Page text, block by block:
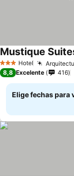
3 Estrellas
Hotel
Mustique
8,8 Excelente 416
Elige fechas para